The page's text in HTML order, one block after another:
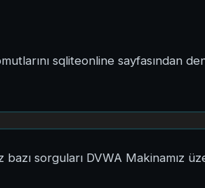
sqliteonline sayfasından
bazı sorguları DVWA Makinamız